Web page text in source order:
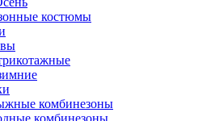
костюмы
комбинезоны
комбинезоны